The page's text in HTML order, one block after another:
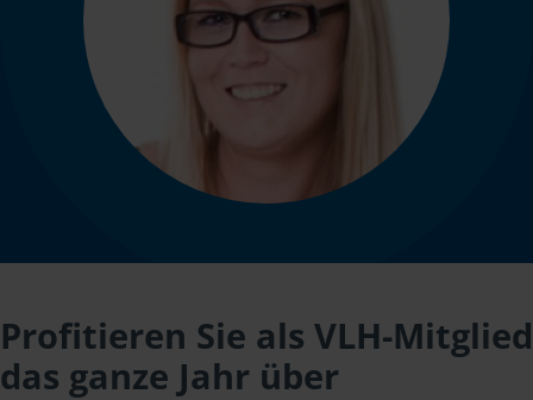
Profitieren Sie als VLH-Mitglied
das ganze Jahr über